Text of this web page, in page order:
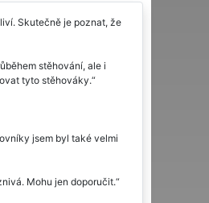
Skutečně je poznat, že
stěhování, ale i
tyto stěhováky.
jsem byl také velmi
Mohu jen doporučit.